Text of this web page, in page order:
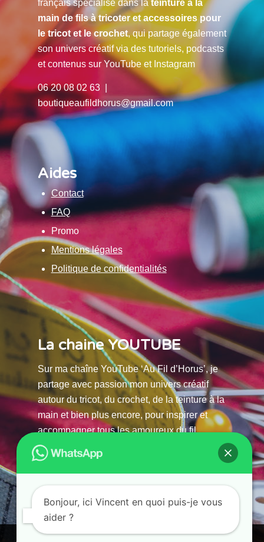
français spécialisé dans la teinture à la
main de fils à tricoter et accessoires pour
le tricot et le crochet, qui partage également
son univers créatif via des tutoriels, podcasts
et contenus sur YouTube et Instagram
06 20 08 02 63 |
boutiqueaufildhorus@gmail.com
Aides
Contact
FAQ
Promo
Mentions légales
Politique de confidentialités
La chaine YOUTUBE
Sur ma chaîne YouTube ‘Au Fil d’Horus’, je
partage avec passion mon univers créatif
autour du tricot, du crochet, de la teinture à la
main et bien plus encore, pour inspirer et
accompagner tous les amoureux du fil.
© 2025 AU FILS D’HORUS| All Rights Reserved |
Bonjour, ici Vincent en quoi puis-je vous
aider ?